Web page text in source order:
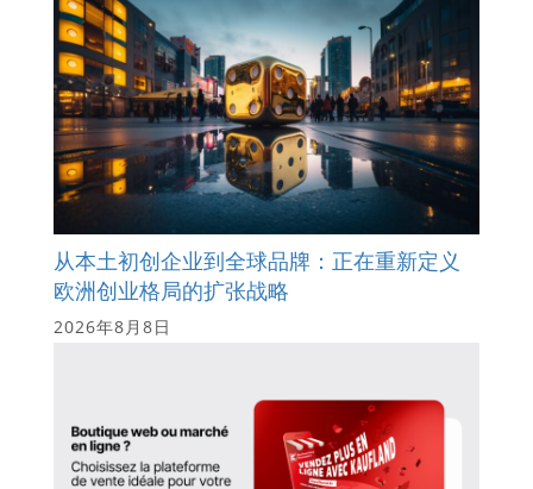
从本土初创企业到全球品牌：正在重新定义
欧洲创业格局的扩张战略
2026年8月8日